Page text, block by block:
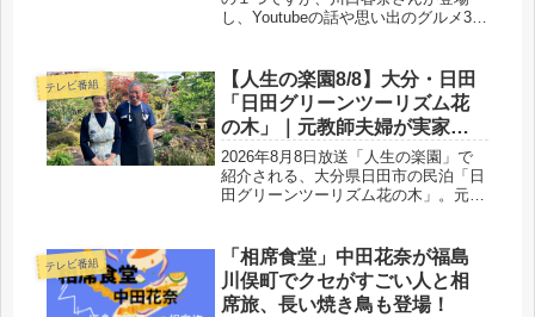
し、Youtubeの話や思い出のグルメ3軒
テレビ番組
【人生の楽園8/8】大分・日田
「日田グリーンツーリズム花
の木」｜元教師夫婦が実家で
始めた郷土料理の宿
2026年8月8日放送「人生の楽園」で
紹介される、大分県日田市の民泊「日
田グリーンツーリズム花の木」。元小
業。アユの塩焼きやがめ煮など郷土料
理フルコースと収穫体験が楽しめる、
実家に帰ったような宿を紹介します。
テレビ番組
「相席食堂」中田花奈が福島
川俣町でクセがすごい人と相
席旅、長い焼き鳥も登場！